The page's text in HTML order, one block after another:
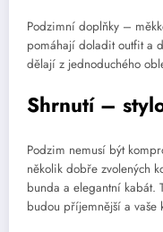
Podzimní doplňky –
pomáhají doladit outfit a
dělají z jednoduchého
Shrnutí –
Podzim nemusí být
několik dobře zvolených
bunda a elegantní kabát.
budou příjemnější a vaše